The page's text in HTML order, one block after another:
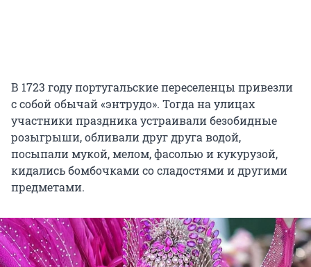
В 1723 году португальские переселенцы привезли
с собой обычай «энтрудо». Тогда на улицах
участники праздника устраивали безобидные
розыгрыши, обливали друг друга водой,
посыпали мукой, мелом, фасолью и кукурузой,
кидались бомбочками со сладостями и другими
предметами.